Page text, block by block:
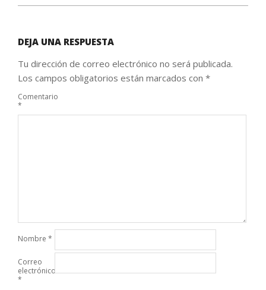
DEJA UNA RESPUESTA
Tu dirección de correo electrónico no será publicada.
Los campos obligatorios están marcados con *
Comentario
*
Nombre *
Correo
electrónico
*